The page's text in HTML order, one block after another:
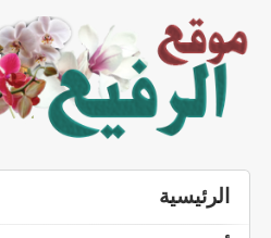
الرئيسية